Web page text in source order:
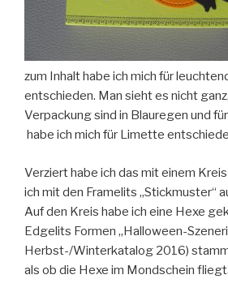
zum Inhalt habe ich mich für
entschieden. Man sieht es nicht
Verpackung sind in Blauregen und
habe ich mich für Limette
Verziert habe ich das mit einem
ich mit den Framelits „Stickmuster“
Auf den Kreis habe ich eine Hexe
Edgelits Formen „Halloween-
Herbst-/Winterkatalog 2016)
als ob die Hexe im Mondschein fliegt.